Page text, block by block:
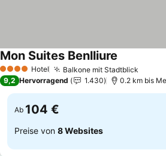
4 Sterne Hotel Balkone mit Stadtblick
Mon Suites Benlliure
9,2 Hervorragend 1.430 0.2 km bis
Ab 104 €
Preise von 8 Websites